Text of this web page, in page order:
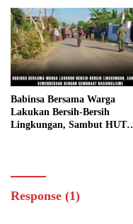
Babinsa Bersama Warga
Lakukan Bersih-Bersih
Lingkungan, Sambut HUT
Response (1)